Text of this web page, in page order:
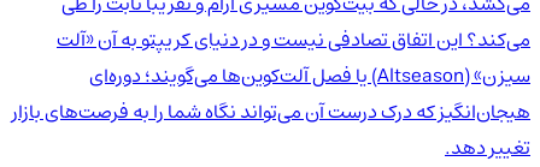
می‌کند؟ این اتفاق تصادفی نیست و در دنیای کریپتو به آن «آلت
سیزن» (Altseason) یا فصل آلت‌کوین‌ها می‌گویند؛ دوره‌ای
هیجان‌انگیز که درک درست آن می‌تواند نگاه شما را به فرصت‌های بازار
تغییر دهد.